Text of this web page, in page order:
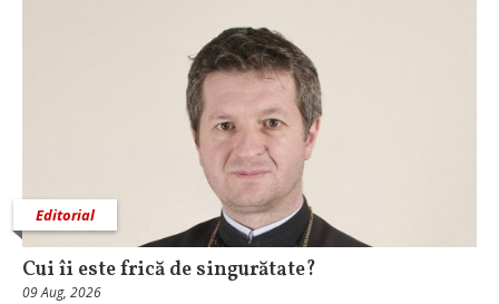
Editorial
Cui îi este frică de singurătate?
09 Aug, 2026